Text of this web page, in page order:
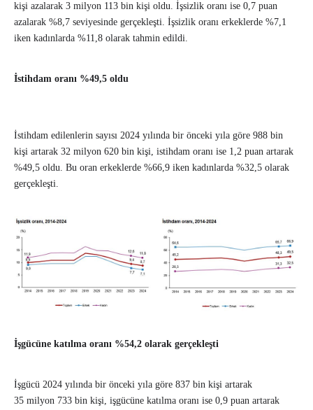
kişi azalarak 3 milyon 113 bin kişi oldu. İşsizlik oranı ise 0,7 puan
azalarak %8,7 seviyesinde gerçekleşti. İşsizlik oranı erkeklerde %7,1
iken kadınlarda %11,8 olarak tahmin edildi.
İstihdam oranı %49,5 oldu
İstihdam edilenlerin sayısı 2024 yılında bir önceki yıla göre 988 bin
kişi artarak 32 milyon 620 bin kişi, istihdam oranı ise 1,2 puan artarak
%49,5 oldu. Bu oran erkeklerde %66,9 iken kadınlarda %32,5 olarak
gerçekleşti.
İşgücüne katılma oranı %54,2 olarak gerçekleşti
İşgücü 2024 yılında bir önceki yıla göre 837 bin kişi artarak
35 milyon 733 bin kişi, işgücüne katılma oranı ise 0,9 puan artarak